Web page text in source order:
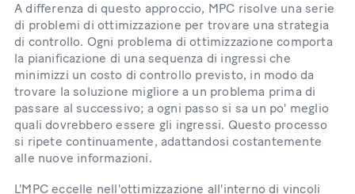
A differenza di questo approccio, MPC risolve una serie
di problemi di ottimizzazione per trovare una strategia
di controllo. Ogni problema di ottimizzazione comporta
la pianificazione di una sequenza di ingressi che
minimizzi un costo di controllo previsto, in modo da
trovare la soluzione migliore a un problema prima di
passare al successivo; a ogni passo si sa un po' meglio
quali dovrebbero essere gli ingressi. Questo processo
si ripete continuamente, adattandosi costantemente
alle nuove informazioni.
L'MPC eccelle nell'ottimizzazione all'interno di vincoli